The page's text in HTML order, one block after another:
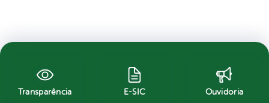
Transparência E-SIC Ouvidoria